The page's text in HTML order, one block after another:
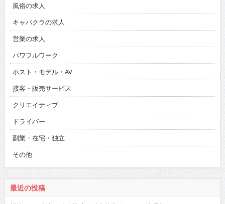
風俗の求人
キャバクラの求人
営業の求人
パワフルワーク
ホスト・モデル・AV
接客・販売サービス
クリエイティブ
ドライバー
副業・在宅・独立
その他
最近の投稿